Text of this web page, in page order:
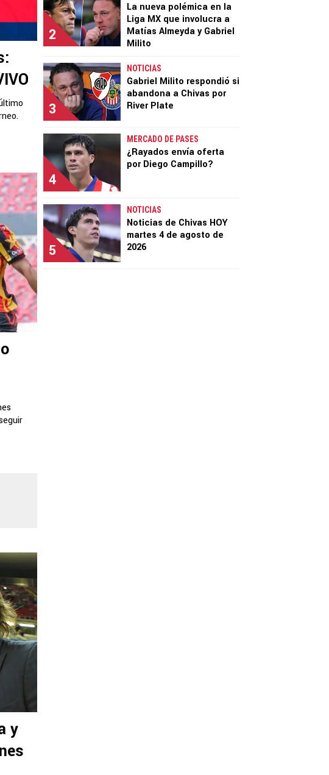
y
2
La nueva polémica en la
Liga MX que involucra a
Matías Almeyda y Gabriel
Milito
3
NOTICIAS
Gabriel Milito respondió si
abandona a Chivas por
River Plate
4
MERCADO DE PASES
¿Rayados envía oferta
por Diego Campillo?
5
NOTICIAS
Noticias de Chivas HOY
martes 4 de agosto de
2026